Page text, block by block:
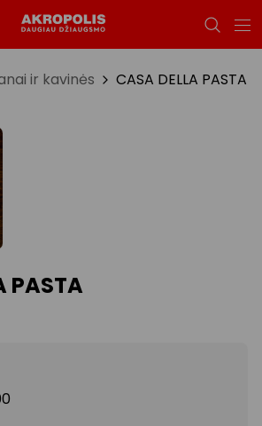
ir kavinės CASA DELLA PASTA
PASTA